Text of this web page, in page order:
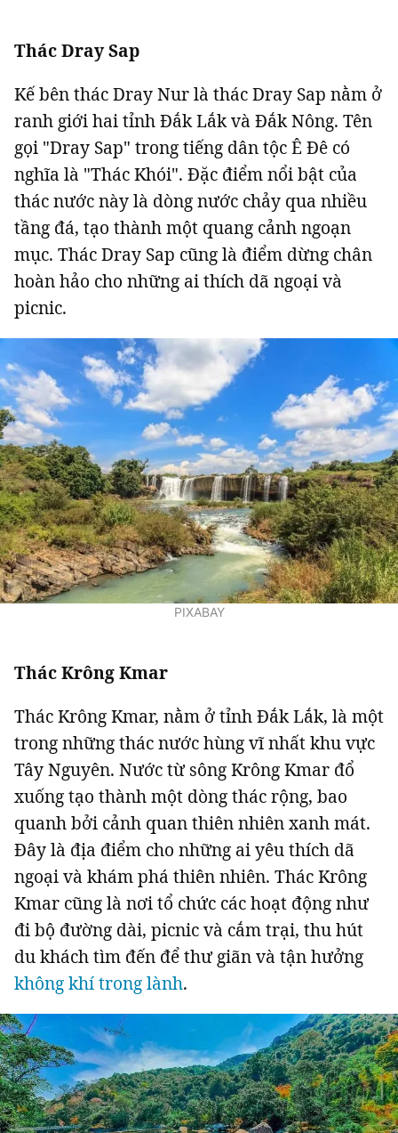
Thác Dray Sap
Kế bên thác Dray Nur là thác Dray Sap nằm ở
ranh giới hai tỉnh Đắk Lắk và Đắk Nông. Tên
gọi "Dray Sap" trong tiếng dân tộc Ê Đê có
nghĩa là "Thác Khói". Đặc điểm nổi bật của
thác nước này là dòng nước chảy qua nhiều
tầng đá, tạo thành một quang cảnh ngoạn
mục. Thác Dray Sap cũng là điểm dừng chân
hoàn hảo cho những ai thích dã ngoại và
picnic.
PIXABAY
Thác Krông Kmar
Thác Krông Kmar, nằm ở tỉnh Đắk Lắk, là một
trong những thác nước hùng vĩ nhất khu vực
Tây Nguyên. Nước từ sông Krông Kmar đổ
xuống tạo thành một dòng thác rộng, bao
quanh bởi cảnh quan thiên nhiên xanh mát.
Đây là địa điểm cho những ai yêu thích dã
ngoại và khám phá thiên nhiên. Thác Krông
Kmar cũng là nơi tổ chức các hoạt động như
đi bộ đường dài, picnic và cắm trại, thu hút
du khách tìm đến để thư giãn và tận hưởng
không khí trong lành.